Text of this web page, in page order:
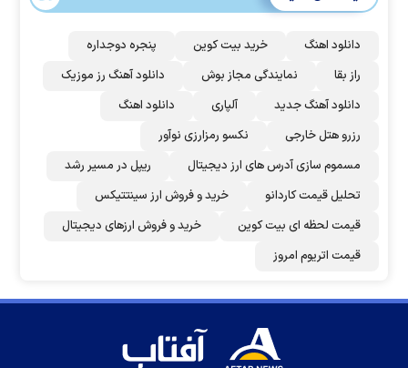
دانلود اهنگ خرید بیت کوین
پنجره دوجداره
راز بقا
نمایندگی مجاز بوش
دانلود آهنگ رز‌ موزیک
دانلود آهنگ جدید
آلپاری
دانلود اهنگ
رزرو هتل خارجی
نکسو رمزارزی نوآور
مسموم سازی آدرس های ارز دیجیتال
ریپل در مسیر رشد
تحلیل قیمت کاردانو
خرید و فروش ارز سینتتیکس
قیمت لحظه ای بیت کوین
خرید و فروش ارزهای دیجیتال
قیمت اتریوم امروز